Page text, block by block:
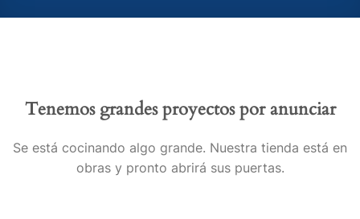
Tenemos grandes proyectos por anunciar
Se está cocinando algo grande. Nuestra tienda está en
obras y pronto abrirá sus puertas.